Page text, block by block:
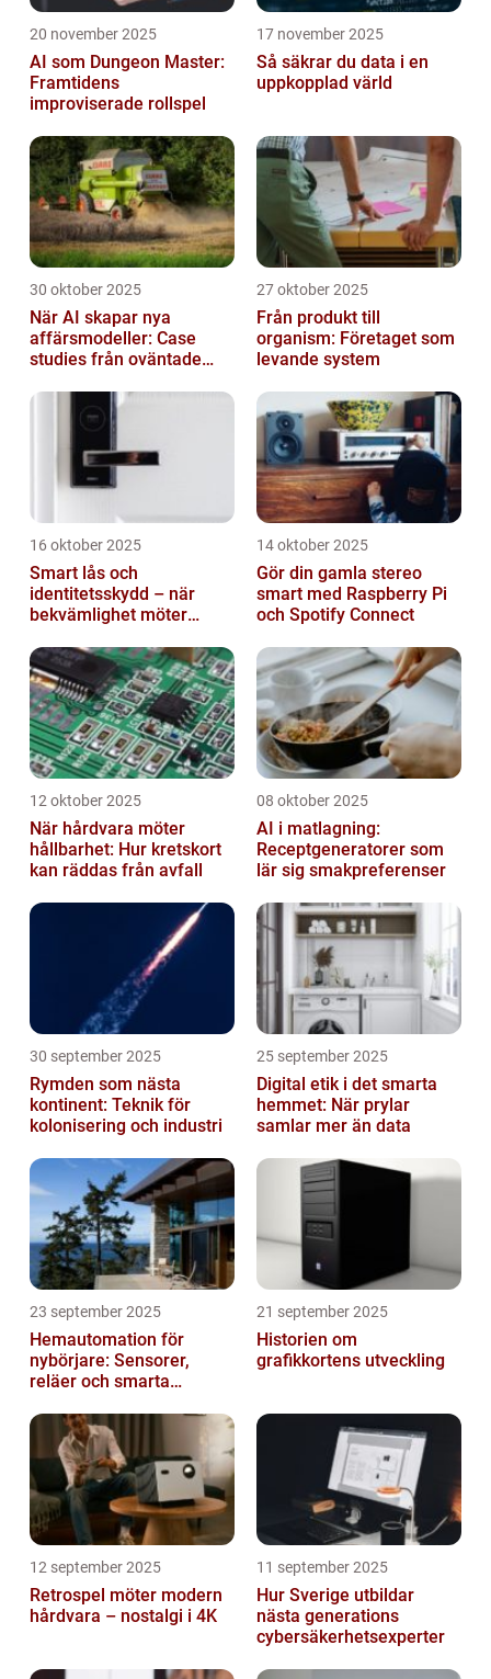
20 november 2025
AI som Dungeon Master:
Framtidens
improviserade rollspel
17 november 2025
Så säkrar du data i en
uppkopplad värld
30 oktober 2025
När AI skapar nya
affärsmodeller: Case
studies från oväntade
27 oktober 2025
Från produkt till
organism: Företaget som
levande system
16 oktober 2025
Smart lås och
identitetsskydd – när
bekvämlighet möter
14 oktober 2025
Gör din gamla stereo
smart med Raspberry Pi
och Spotify Connect
12 oktober 2025
När hårdvara möter
hållbarhet: Hur kretskort
kan räddas från avfall
08 oktober 2025
AI i matlagning:
Receptgeneratorer som
lär sig smakpreferenser
30 september 2025
Rymden som nästa
kontinent: Teknik för
kolonisering och industri
25 september 2025
Digital etik i det smarta
hemmet: När prylar
samlar mer än data
23 september 2025
Hemautomation för
nybörjare: Sensorer,
reläer och smarta
21 september 2025
Historien om
grafikkortens utveckling
12 september 2025
Retrospel möter modern
hårdvara – nostalgi i 4K
11 september 2025
Hur Sverige utbildar
nästa generations
cybersäkerhetsexperter